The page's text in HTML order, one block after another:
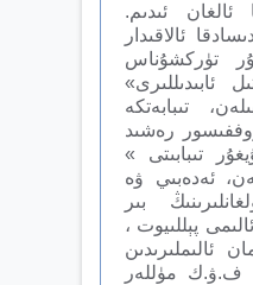
ئالغان ئىدىم.
ئالاقىدار
تۈركشۇناس
ئابىدىللىرى»
تىبابەتكە
رەشىد
تىبابىتى »
ئەدەبىي ۋە
بىر
پېللىيوت ،
ئالىملىرىدىن
ف.ۋ.ك مۈللەر